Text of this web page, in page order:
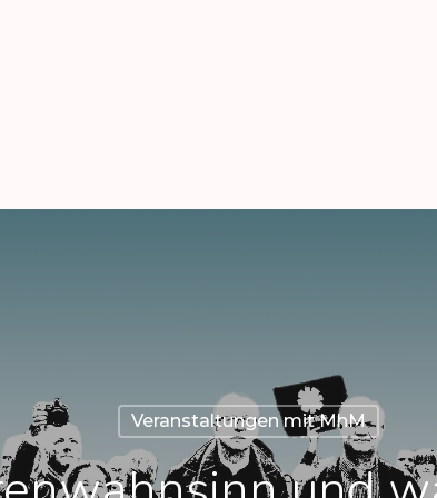
Veranstaltungen mit MhM